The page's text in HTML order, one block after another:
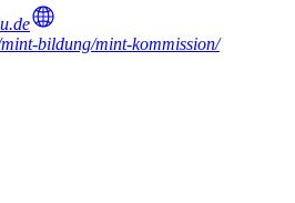
bildung/mint-kommission/